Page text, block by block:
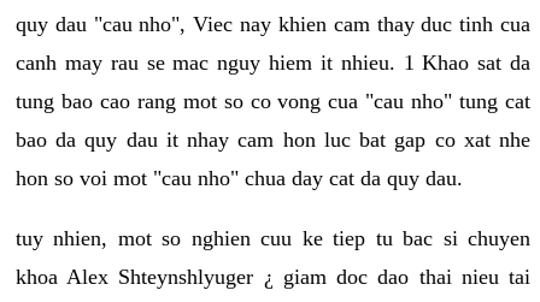
quy dau "cau nho", Viec nay khien cam thay duc tinh cua
canh may rau se mac nguy hiem it nhieu. 1 Khao sat da
tung bao cao rang mot so co vong cua "cau nho" tung cat
bao da quy dau it nhay cam hon luc bat gap co xat nhe
hon so voi mot "cau nho" chua day cat da quy dau.
tuy nhien, mot so nghien cuu ke tiep tu bac si chuyen
khoa Alex Shteynshlyuger ¿ giam doc dao thai nieu tai